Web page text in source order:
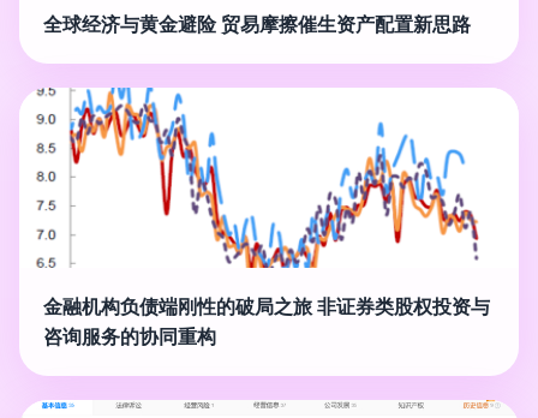
全球经济与黄金避险 贸易摩擦催生资产配置新思路
金融机构负债端刚性的破局之旅 非证券类股权投资与
咨询服务的协同重构